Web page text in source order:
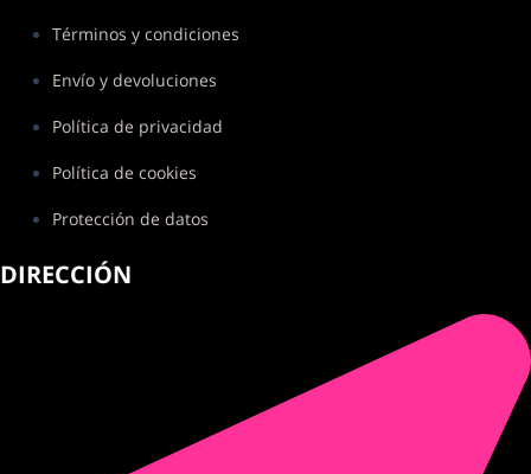
Términos y condiciones
Envío y devoluciones
Política de privacidad
Política de cookies
Protección de datos
DIRECCIÓN